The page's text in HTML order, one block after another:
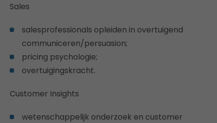
Sales
salesprofessionals opleiden in overtuigend
communiceren/persuasion;
pricing psychologie;
overtuigingskracht.
Customer Insights
wetenschappelijk onderzoek en customer